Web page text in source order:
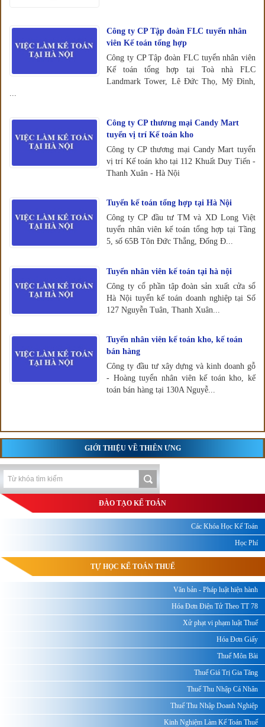
Công ty CP Tập đoàn FLC tuyển nhân
viên Kế toán tổng hợp
Công ty CP Tập đoàn FLC tuyển nhân viên
Kế toán tổng hợp tại Toà nhà FLC
Landmark Tower, Lê Đức Thọ, Mỹ Đình,
...
Công ty CP thương mại Candy Mart
tuyển vị trí Kế toán kho
Công ty CP thương mại Candy Mart tuyển
vị trí Kế toán kho tại 112 Khuất Duy Tiến -
Thanh Xuân - Hà Nội
Tuyển kế toán tổng hợp tại Hà Nội
Công ty CP đầu tư TM và XD Long Việt
tuyển nhân viên kế toán tổng hợp tại Tầng
5, số 65B Tôn Đức Thắng, Đống Đ...
Tuyển nhân viên kế toán tại hà nội
Công ty cổ phần tập đoàn sản xuất cửa sổ
Hà Nội tuyển kế toán doanh nghiệp tại Số
127 Nguyễn Tuân, Thanh Xuân...
Tuyển nhân viên kế toán kho, kế toán
bán hàng
Công ty đầu tư xây dựng và kinh doanh gỗ
- Hoàng tuyển nhân viên kế toán kho, kế
toán bán hàng tại 130A Nguyễ...
GIỚI THIỆU VỀ THIÊN ƯNG
ĐÀO TẠO KẾ TOÁN
Các Khóa Học Kế Toán
Học Phí
TỰ HỌC KẾ TOÁN THUẾ
Văn bản - Pháp luật hiện hành
Hóa Đơn Điện Tử Theo TT 78
Xử phạt vi phạm luật Thuế
Hóa Đơn Giấy
Thuế Môn Bài
Thuế Giá Trị Gia Tăng
Thuế Thu Nhập Cá Nhân
Thuế Thu Nhập Doanh Nghiệp
Kinh Nghiệm Làm Kế Toán Thuế